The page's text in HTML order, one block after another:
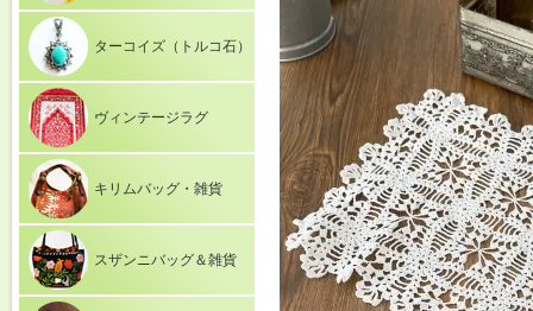
ターコイズ（トルコ石）
ヴィンテージラグ
キリムバッグ・雑貨
スザンニバッグ＆雑貨